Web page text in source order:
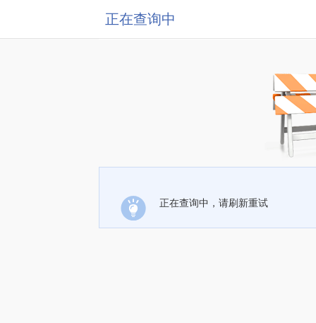
正在查询中
正在查询中，请刷新重试